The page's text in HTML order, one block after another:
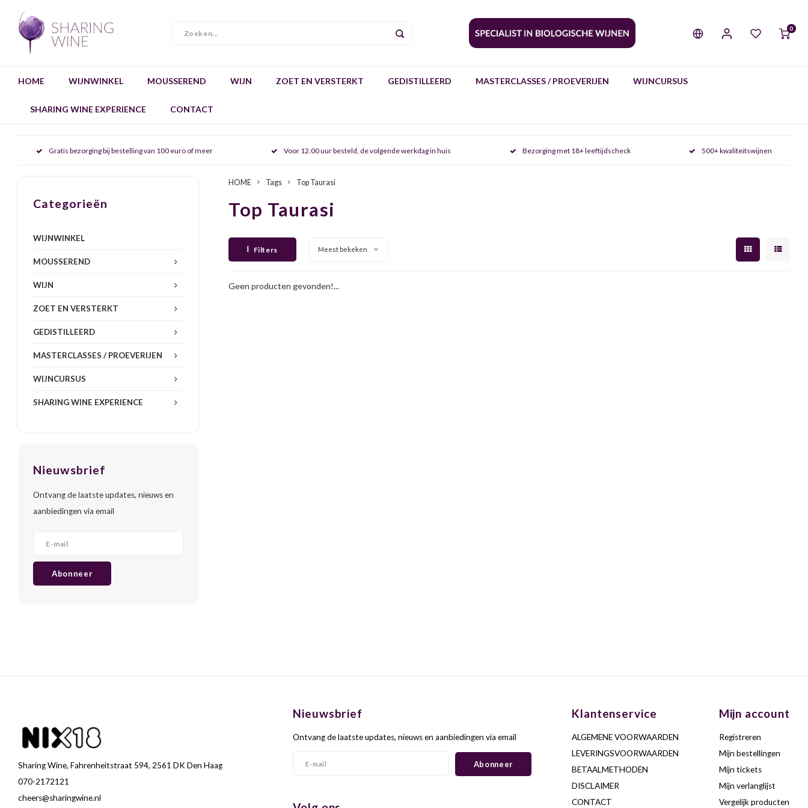
0
HOME WIJNWINKEL MOUSSEREND WIJN ZOET EN VERSTERKT GEDISTILLEERD MASTERCLASSES / PROEVERIJEN WIJNCURSUS
SHARING WINE EXPERIENCE CONTACT
Gratis bezorging bij bestelling van 100 euro of meer Voor 12.00 uur besteld, de volgende werkdag in huis Bezorging met 18+ leeftijdscheck 500+ kwaliteitswijnen
Categorieën
WIJNWINKEL
MOUSSEREND
WIJN
ZOET EN VERSTERKT
GEDISTILLEERD
MASTERCLASSES / PROEVERIJEN
WIJNCURSUS
SHARING WINE EXPERIENCE
Nieuwsbrief
Ontvang de laatste updates, nieuws en
aanbiedingen via email
Abonneer
HOME Tags Top Taurasi
Top Taurasi
Filters Meest bekeken
Geen producten gevonden!...
Sharing Wine, Fahrenheitstraat 594, 2561 DK Den Haag
070-2172121
cheers@sharingwine.nl
Nieuwsbrief
Ontvang de laatste updates, nieuws en aanbiedingen via email
Abonneer
Klantenservice
ALGEMENE VOORWAARDEN
LEVERINGSVOORWAARDEN
BETAALMETHODEN
DISCLAIMER
CONTACT
Mijn account
Registreren
Mijn bestellingen
Mijn tickets
Mijn verlanglijst
Vergelijk producten